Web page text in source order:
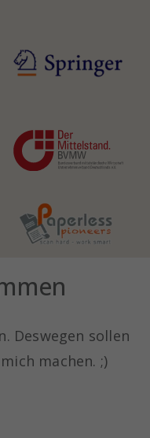
Deswegen sollen
machen. ;)